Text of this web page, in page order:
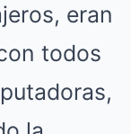
eran
todos